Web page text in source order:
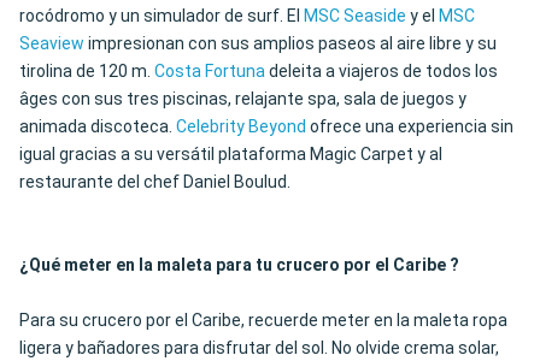
rocódromo y un simulador de surf. El MSC Seaside y el MSC
Seaview impresionan con sus amplios paseos al aire libre y su
tirolina de 120 m. Costa Fortunadeleita a viajeros de todos los
âges con sus tres piscinas, relajante spa, sala de juegos y
animada discoteca. Celebrity Beyond ofrece una experiencia sin
igual gracias a su versátil plataforma Magic Carpet y al
restaurante del chef Daniel Boulud.
¿Qué meter en la maleta para tu crucero por el Caribe ?
Para su crucero por el Caribe, recuerde meter en la maleta ropa
ligera y bañadores para disfrutar del sol. No olvide crema solar,